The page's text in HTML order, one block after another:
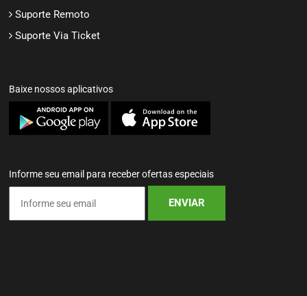
Suporte Remoto
Suporte Via Ticket
Baixe nossos aplicativos
Informe seu email para receber ofertas especiais